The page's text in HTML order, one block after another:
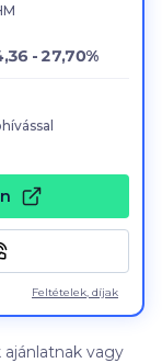
- 27,70%
Feltételek, díjak
vagy